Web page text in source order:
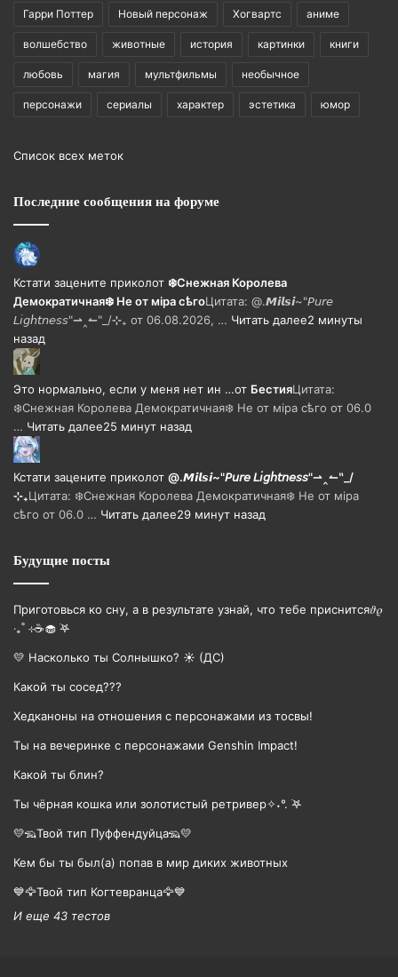
Гарри Поттер Новый персонаж Хогвартс аниме
волшебство животные история картинки книги
любовь магия мультфильмы необычное
персонажи сериалы характер эстетика юмор
Список всех меток
Последние сообщения на форуме
Кстати зацените приколот ❄️Снежная Королева
Демократичная❄️ Не от мiра сѣгоЦитата: @.𝙈𝙞𝙡𝙨𝙞~"𝘗𝘶𝘳𝘦
𝘓𝘪𝘨𝘩𝘵𝘯𝘦𝘴𝘴"⇀‸↼‶_/⊹₊ от 06.08.2026, … Читать далее2 минуты
назад
Это нормально, если у меня нет ин …от БестияЦитата:
❄️Снежная Королева Демократичная❄️ Не от мiра сѣго от 06.0
… Читать далее25 минут назад
Кстати зацените приколот @.𝙈𝙞𝙡𝙨𝙞~"𝘗𝘶𝘳𝘦 𝘓𝘪𝘨𝘩𝘵𝘯𝘦𝘴𝘴"⇀‸↼‶_/
⊹₊Цитата: ❄️Снежная Королева Демократичная❄️ Не от мiра
сѣго от 06.0 … Читать далее29 минут назад
Будущие посты
Приготовься ко сну, а в результате узнай, что тебе приснится𝜗𝜚
‧₊˚ ⊹☕️🧁 ࣪𖤐
💛 Насколько ты Солнышко? ☀️ (ДС)
Какой ты сосед???
Хедканоны на отношения с персонажами из тосвы!
Ты на вечеринке с персонажами Genshin Impact!
Какой ты блин?
Ты чёрная кошка или золотистый ретривер✧˖°. ࣪𖤐
💛🦡Твой тип Пуффендуйца🦡💛
Кем бы ты был(а) попав в мир диких животных
💙🦅Твой тип Когтевранца🦅💙
И еще 43 тестов